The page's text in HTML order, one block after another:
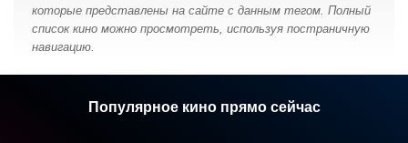
которые представлены на сайте с данным тегом. Полный
список кино можно просмотреть, используя постраничную
навигацию.
Популярное кино прямо сейчас